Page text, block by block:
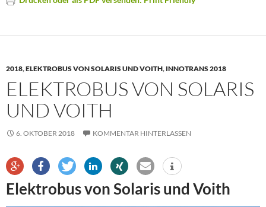
2018,ELEKTROBUS VON SOLARIS UND VOITH, INNOTRANS 2018
ELEKTROBUS VON SOLARIS
UND VOITH
6. OKTOBER 2018 KOMMENTAR HINTERLASSEN
Elektrobus von Solaris und Voith